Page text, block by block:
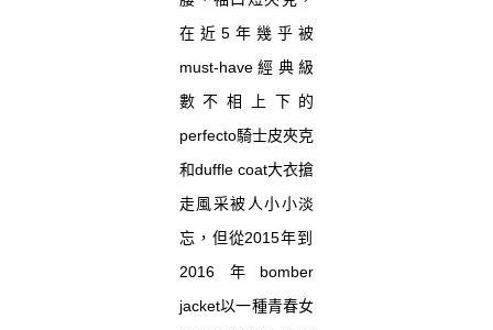
在近5年幾乎被
must-have經典級
數不相上下的
perfecto騎士皮夾克
和duffle coat大衣搶
走風采被人小小淡
忘， 但從2015年到
2016年bomber
jacket以一種青春女